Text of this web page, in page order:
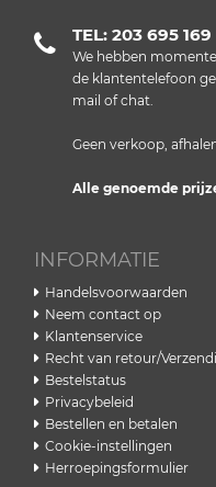
TEL: 203 695 169
We hebben
de klantentelefoon
mail of chat.
Geen verkoop,
Alle genoemde
INFORMATIE
Handelsvoorwaarden
Neem contact op
Klantenservice
Recht van retour/
Bestelstatus
Privacybeleid
Bestellen en betalen
Cookie-instellingen
Herroepingsformulier